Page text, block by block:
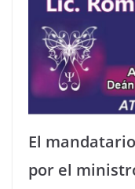
El
por el